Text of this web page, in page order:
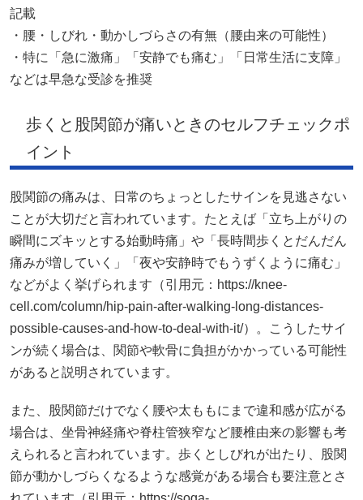
記載
・腰・しびれ・動かしづらさの有無（腰由来の可能性）
・特に「急に激痛」「安静でも痛む」「日常生活に支障」
などは早急な受診を推奨
歩くと股関節が痛いときのセルフチェックポ
イント
股関節の痛みは、日常のちょっとしたサインを見逃さない
ことが大切だと言われています。たとえば「立ち上がりの
瞬間にズキッとする始動時痛」や「長時間歩くとだんだん
痛みが増していく」「夜や安静時でもうずくように痛む」
などがよく挙げられます（引用元：https://knee-
cell.com/column/hip-pain-after-walking-long-distances-
possible-causes-and-how-to-deal-with-it/）。こうしたサイ
ンが続く場合は、関節や軟骨に負担がかかっている可能性
があると説明されています。
また、股関節だけでなく腰や太ももにまで違和感が広がる
場合は、坐骨神経痛や脊柱管狭窄など腰椎由来の影響も考
えられると言われています。歩くとしびれが出たり、股関
節が動かしづらくなるような感覚がある場合も要注意とさ